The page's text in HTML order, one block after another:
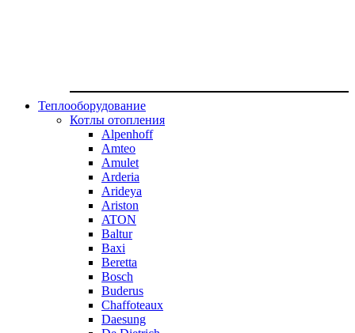
Теплооборудование
Котлы отопления
Alpenhoff
Amteo
Amulet
Arderia
Arideya
Ariston
ATON
Baltur
Baxi
Beretta
Bosch
Buderus
Chaffoteaux
Daesung